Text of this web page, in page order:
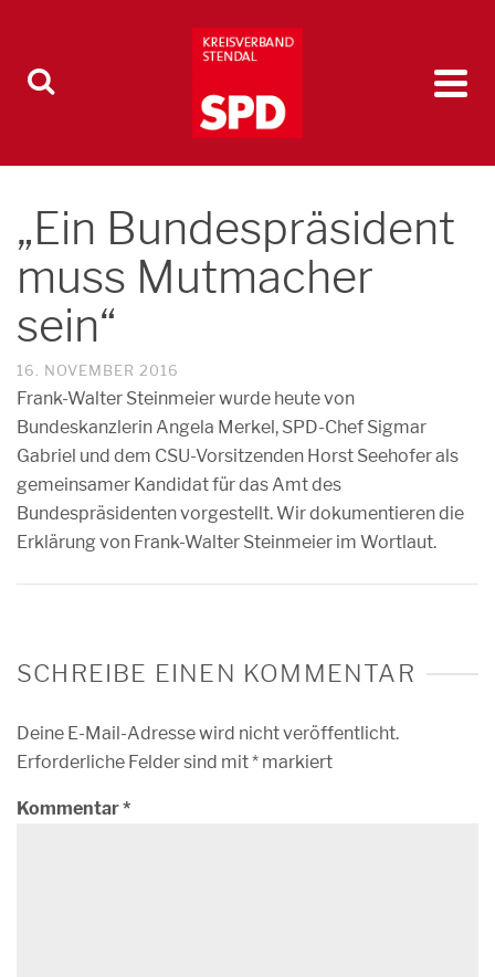
„Ein Bundespräsident
muss Mutmacher
sein“
16. NOVEMBER 2016
Frank-Walter Steinmeier wurde heute von
Bundeskanzlerin Angela Merkel, SPD-Chef Sigmar
Gabriel und dem CSU-Vorsitzenden Horst Seehofer als
gemeinsamer Kandidat für das Amt des
Bundespräsidenten vorgestellt. Wir dokumentieren die
Erklärung von Frank-Walter Steinmeier im Wortlaut.
SCHREIBE EINEN KOMMENTAR
Deine E-Mail-Adresse wird nicht veröffentlicht.
Erforderliche Felder sind mit* markiert
Kommentar*